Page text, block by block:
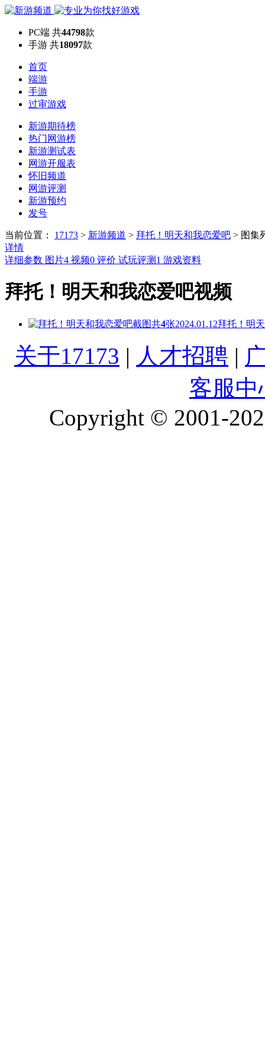
PC端 共44798款
手游 共18097款
首页
端游
手游
过审游戏
新游期待榜
热门网游榜
新游测试表
网游开服表
怀旧频道
网游评测
新游预约
发号
当前位置： 17173 > 新游频道 > 拜托！明天和我恋爱吧 > 图集
详情
详细参数 图片4 视频0 评价 试玩评测 1 游戏资料
拜托！明天和我恋爱吧视频
共4张2024.01.12拜托！明
关于17173 | 人才招聘 |
客服中
Copyright © 2001-